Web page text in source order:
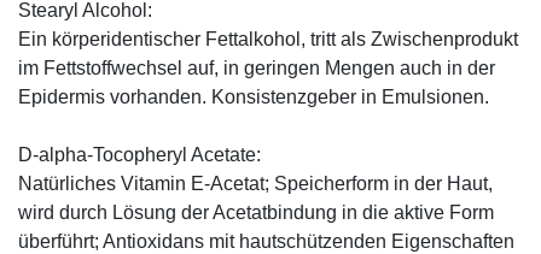
Stearyl Alcohol:
Ein körperidentischer Fettalkohol, tritt als Zwischenprodukt
im Fettstoffwechsel auf, in geringen Mengen auch in der
Epidermis vorhanden. Konsistenzgeber in Emulsionen.
D-alpha-Tocopheryl Acetate:
Natürliches Vitamin E-Acetat; Speicherform in der Haut,
wird durch Lösung der Acetatbindung in die aktive Form
überführt; Antioxidans mit hautschützenden Eigenschaften